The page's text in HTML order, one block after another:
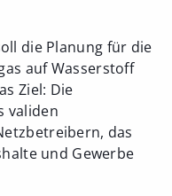
die Planung für die
auf Wasserstoff
Ziel: Die
validen
das
und Gewerbe